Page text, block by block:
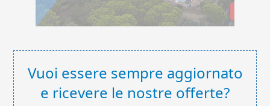
Scopri di più
Vuoi essere sempre aggiornato
e ricevere le nostre offerte?